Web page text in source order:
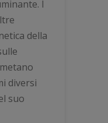
I
della
diversi
suo